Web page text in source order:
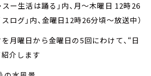
スー生活は踊る」内、月～木曜日 12時26
ログ」内、金曜日12時26分頃～放送中）
月曜日から金曜日の5回にわけて、“日
介します